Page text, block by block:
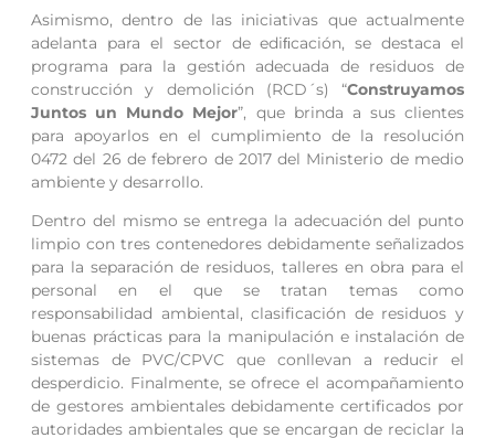
Asimismo, dentro de las iniciativas que actualmente
adelanta para el sector de ediﬁcación, se destaca el
programa para la gestión adecuada de residuos de
construcción y demolición (RCD´s) “Construyamos
Juntos un Mundo Mejor”, que brinda a sus clientes
para apoyarlos en el cumplimiento de la resolución
0472 del 26 de febrero de 2017 del Ministerio de medio
ambiente y desarrollo.
Dentro del mismo se entrega la adecuación del punto
limpio con tres contenedores debidamente señalizados
para la separación de residuos, talleres en obra para el
personal en el que se tratan temas como
responsabilidad ambiental, clasificación de residuos y
buenas prácticas para la manipulación e instalación de
sistemas de PVC/CPVC que conllevan a reducir el
desperdicio. Finalmente, se ofrece el acompañamiento
de gestores ambientales debidamente certificados por
autoridades ambientales que se encargan de reciclar la